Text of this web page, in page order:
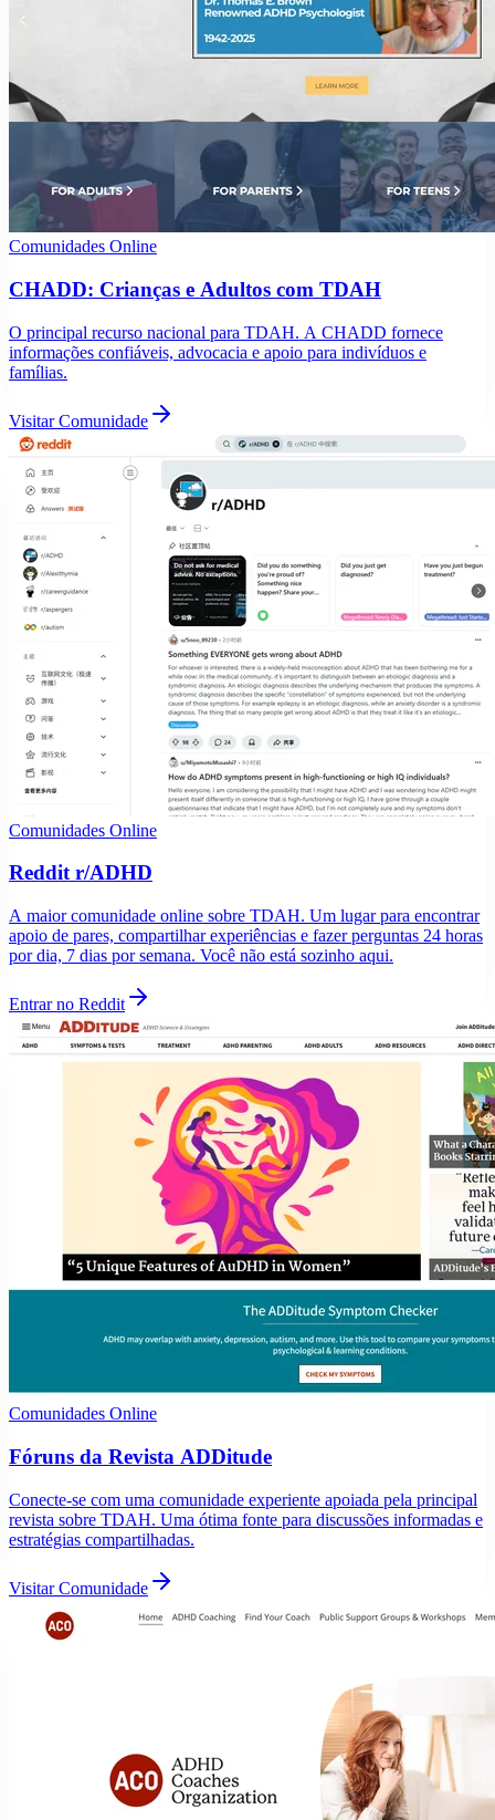
Comunidades Online
CHADD: Crianças e Adultos com TDAH
O principal recurso nacional para TDAH. A CHADD fornece
informações confiáveis, advocacia e apoio para indivíduos e
famílias.
Visitar Comunidade
Comunidades Online
Reddit r/ADHD
A maior comunidade online sobre TDAH. Um lugar para encontrar
apoio de pares, compartilhar experiências e fazer perguntas 24 horas
por dia, 7 dias por semana. Você não está sozinho aqui.
Entrar no Reddit
Comunidades Online
Fóruns da Revista ADDitude
Conecte-se com uma comunidade experiente apoiada pela principal
revista sobre TDAH. Uma ótima fonte para discussões informadas e
estratégias compartilhadas.
Visitar Comunidade